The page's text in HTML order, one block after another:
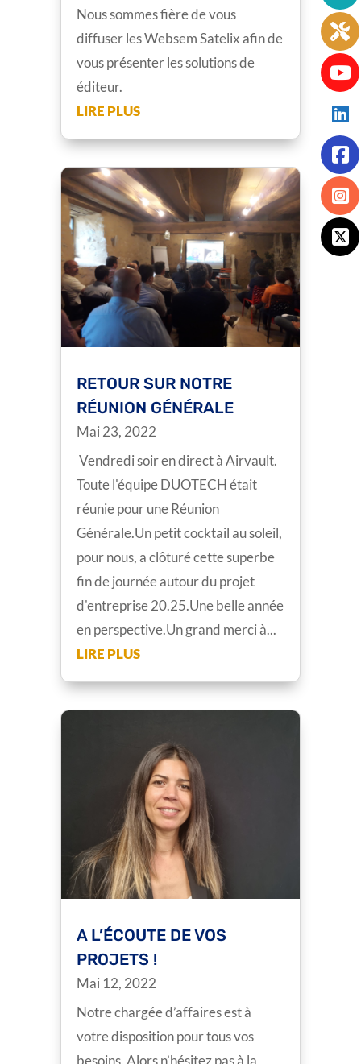
Nous sommes fière de vous
diffuser les Websem Satelix afin de
vous présenter les solutions de
éditeur.
LIRE PLUS
RETOUR SUR NOTRE
RÉUNION GÉNÉRALE
Mai 23, 2022
Vendredi soir en direct à Airvault.
Toute l'équipe DUOTECH était
réunie pour une Réunion
Générale.Un petit cocktail au soleil,
pour nous, a clôturé cette superbe
fin de journée autour du projet
d'entreprise 20.25.Une belle année
en perspective.Un grand merci à...
LIRE PLUS
A L’ÉCOUTE DE VOS
PROJETS !
Mai 12, 2022
Notre chargée d’affaires est à
votre disposition pour tous vos
besoins. Alors n’hésitez pas à la